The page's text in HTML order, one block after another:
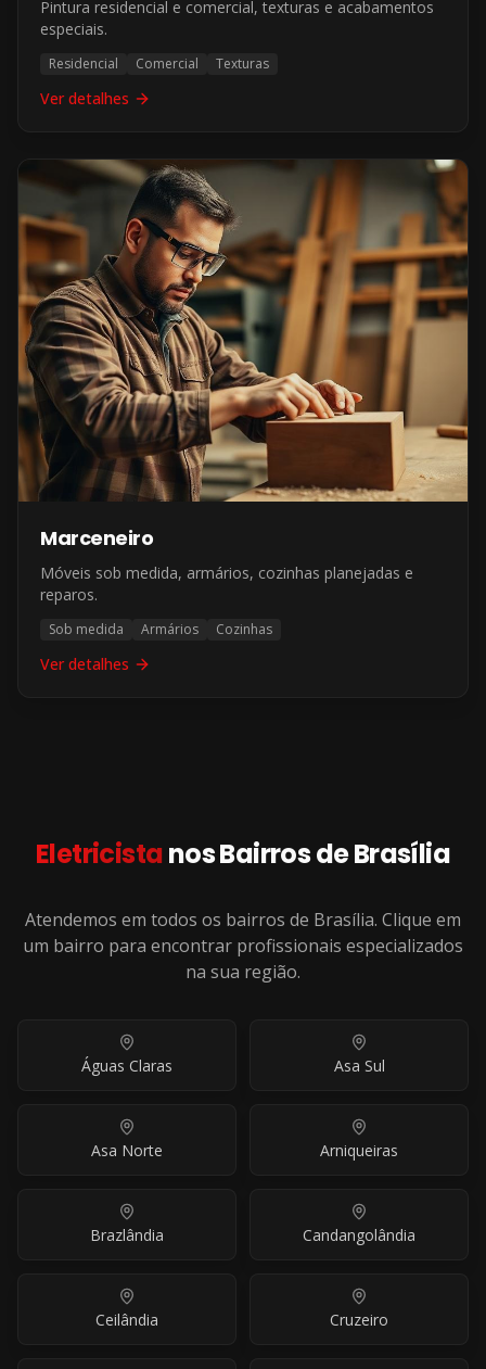
Pintura residencial e comercial, texturas e acabamentos
especiais.
Residencial Comercial Texturas
Ver detalhes
Marceneiro
Móveis sob medida, armários, cozinhas planejadas e
reparos.
Sob medida Armários Cozinhas
Ver detalhes
Eletricistanos Bairros deBrasília
Atendemos em todos os bairros de Brasília. Clique em
um bairro para encontrar profissionais especializados
na sua região.
Águas Claras Asa Sul
Asa Norte Arniqueiras
Brazlândia Candangolândia
Ceilândia Cruzeiro